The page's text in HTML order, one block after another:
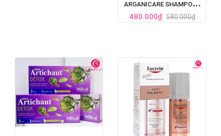
ARGANICARE SHAMPOO -
PHÁP
480.000₫ 580.000₫